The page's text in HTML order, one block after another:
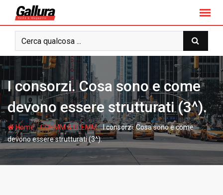
t
o
o
t
e
n
t
I consorzi. Cosa sono e come
devono essere strutturati (3^).
Home-COEMM & CLEMM-I consorzi. Cosa sono e come
devono essere strutturati (3^).